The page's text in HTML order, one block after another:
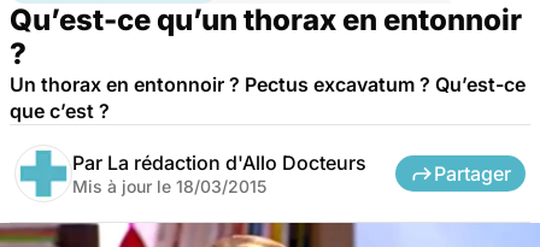
Qu’est-ce qu’un thorax en entonnoir
?
Un thorax en entonnoir ? Pectus excavatum ? Qu’est-ce
que c’est ?
Par La rédaction d'Allo Docteurs
Mis à jour le 18/03/2015
Partager